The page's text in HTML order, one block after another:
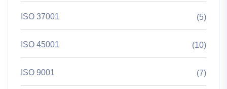
ISO 37001 (5)
ISO 45001 (10)
ISO 9001 (7)